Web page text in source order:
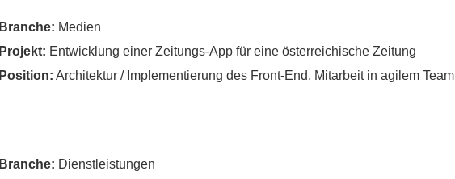
Branche: Medien
Projekt: Entwicklung einer Zeitungs-App für eine österreichische Zeitung
Position: Architektur / Implementierung des Front-End, Mitarbeit in agilem Team
Branche: Dienstleistungen